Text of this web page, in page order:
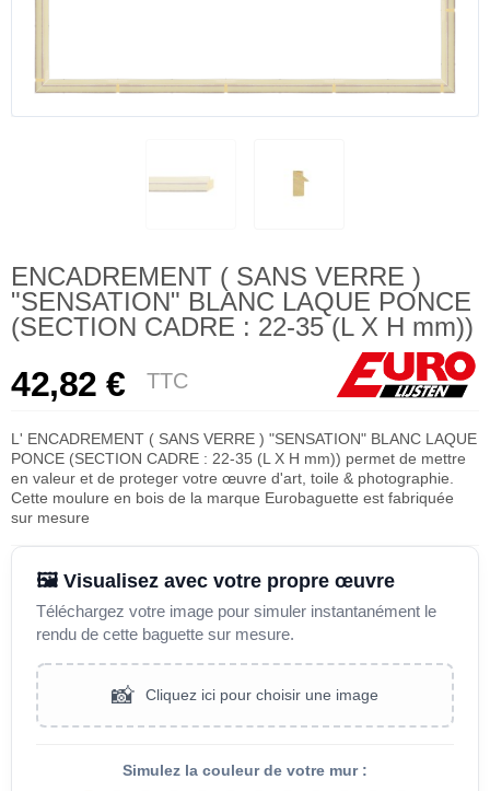
ENCADREMENT ( SANS VERRE )
"SENSATION" BLANC LAQUE PONCE
(SECTION CADRE : 22-35 (L X H mm))
42,82 € TTC
L' ENCADREMENT ( SANS VERRE ) "SENSATION" BLANC LAQUE
PONCE (SECTION CADRE : 22-35 (L X H mm)) permet de mettre
en valeur et de proteger votre œuvre d'art, toile & photographie.
Cette moulure en bois de la marque Eurobaguette est fabriquée
sur mesure
🖼️ Visualisez avec votre propre œuvre
Téléchargez votre image pour simuler instantanément le
rendu de cette baguette sur mesure.
📸 Cliquez ici pour choisir une image
Simulez la couleur de votre mur :